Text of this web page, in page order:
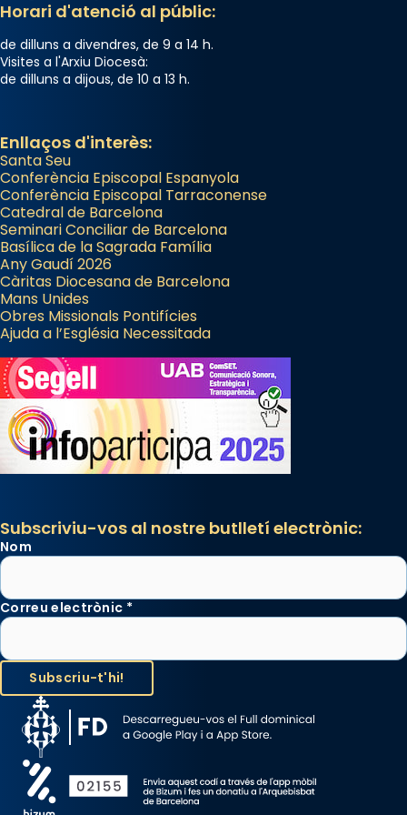
Horari d'atenció al públic:
de dilluns a divendres, de 9 a 14 h.
Visites a l'Arxiu Diocesà:
de dilluns a dijous, de 10 a 13 h.
Enllaços d'interès:
Santa Seu
Conferència Episcopal Espanyola
Conferència Episcopal Tarraconense
Catedral de Barcelona
Seminari Conciliar de Barcelona
Basílica de la Sagrada Família
Any Gaudí 2026
Càritas Diocesana de Barcelona
Mans Unides
Obres Missionals Pontifícies
Ajuda a l’Església Necessitada
Subscriviu-vos al nostre butlletí electrònic:
Nom
Correu electrònic *